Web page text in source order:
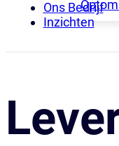
Ons Bedrijf
Inzichten